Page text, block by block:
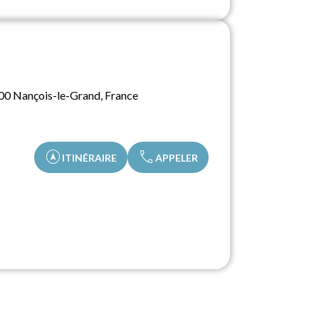
Nançois-le-Grand, France
assistant_navigation ITINÉRAIRE call APPELER